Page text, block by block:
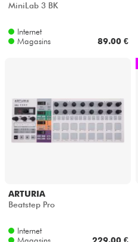
MiniLab 3 BK
Internet
Magasins
89.00 €
ARTURIA
Beatstep Pro
Internet
Magasins
229.00 €